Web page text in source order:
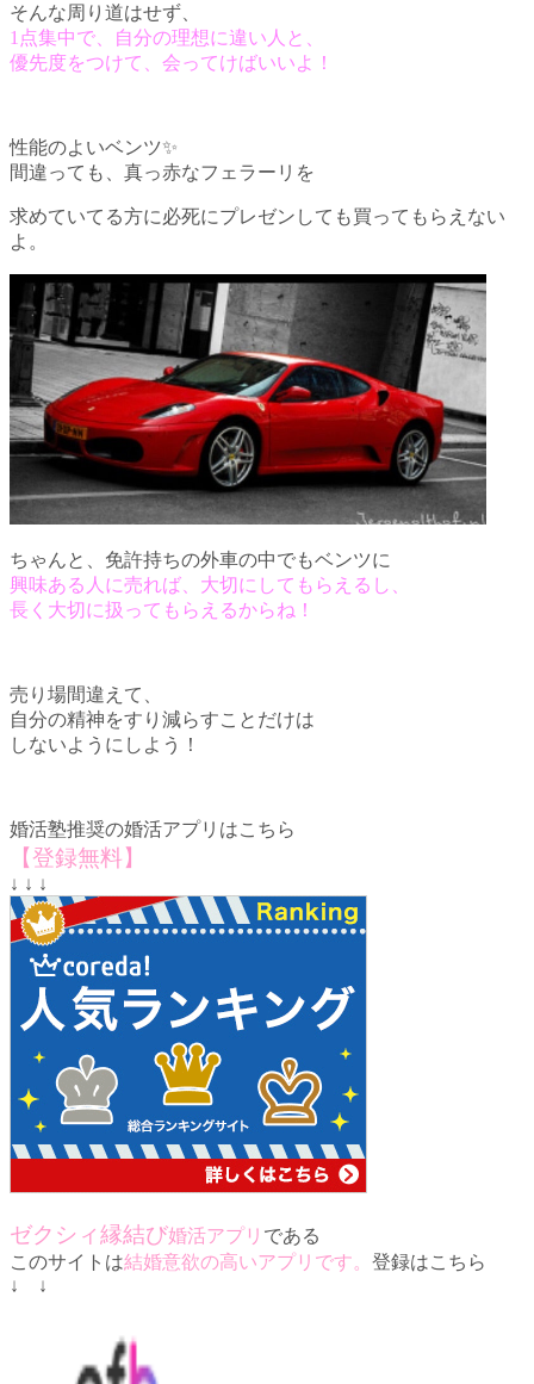
そんな周り道はせず、
1点集中で、自分の理想に違い人と、
優先度をつけて、会ってけばいいよ！
性能のよいベンツ✨
間違っても、真っ赤なフェラーリを
求めていてる方に必死にプレゼンしても買ってもらえない
よ。
ちゃんと、免許持ちの外車の中でもベンツに
興味ある人に売れば、大切にしてもらえるし、
長く大切に扱ってもらえるからね！
売り場間違えて、
自分の精神をすり減らすことだけは
しないようにしよう！
婚活塾推奨の婚活アプリはこちら
【登録無料】
↓ ↓ ↓
ゼクシィ縁結び婚活アプリ である
このサイトは結婚意欲の高いアプリです。 登録はこちら
↓ ↓